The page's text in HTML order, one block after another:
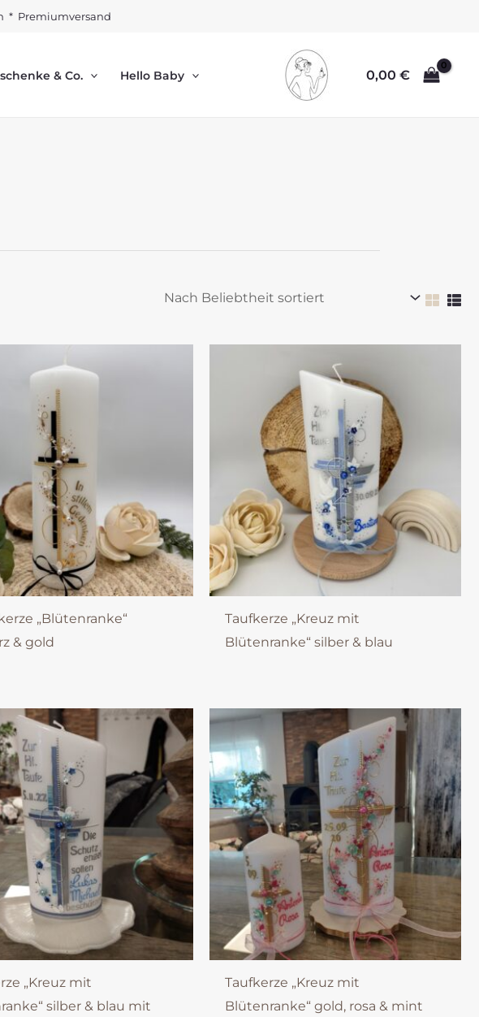
* Premiumversand
& Co. Hello Baby 0,00 €
„Blütenranke“
& gold
Taufkerze „Kreuz mit
Blütenranke“ silber & blau
„Kreuz mit
silber & blau mit
Taufkerze „Kreuz mit
Blütenranke“ gold, rosa & mint